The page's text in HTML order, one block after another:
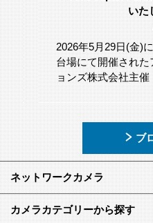
いたし
2026年5月29日(金)に
台場にて開催された
ョンズ株式会社主催
ブ
ネットワークカメラ
カメラカテゴリーから探す